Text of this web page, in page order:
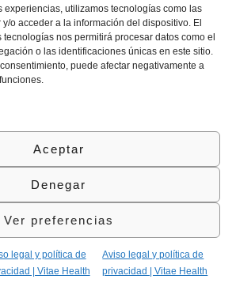
experiencias, utilizamos tecnologías como las
o acceder a la información del dispositivo. El
nos permitirá procesar datos como el
o las identificaciones únicas en este sitio.
puede afectar negativamente a
Aceptar
Denegar
Ver preferencias
legal y política de
| Vitae Health
Aviso legal y política de
privacidad | Vitae Health
Política
de
Política
Calidad
(+34)
935
S.L. Todos los derechos